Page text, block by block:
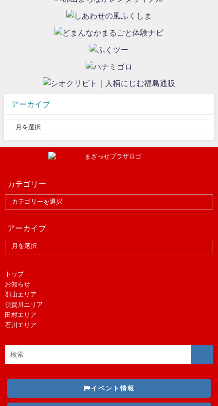
アーカイブ
カテゴリー
アーカイブ
トップ
お知らせ
郡山エリア
須賀川エリア
田村エリア
石川エリア
イベント情報